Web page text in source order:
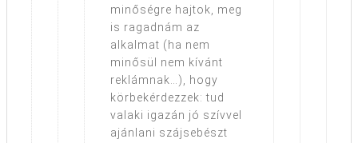
minőségre hajtok, meg
is ragadnám az
alkalmat (ha nem
minősül nem kívánt
reklámnak…), hogy
körbekérdezzek: tud
valaki igazán jó szívvel
ajánlani szájsebészt